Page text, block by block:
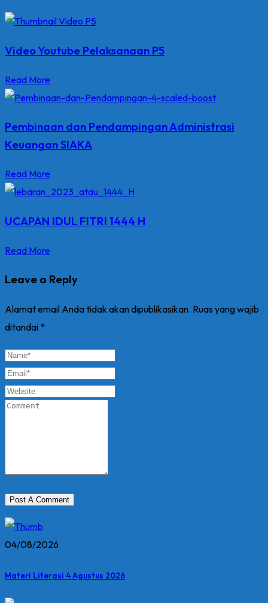
Video Youtube Pelaksanaan P5
Read More
Pembinaan dan Pendampingan Administrasi
Keuangan SIAKA
Read More
UCAPAN IDUL FITRI 1444 H
Read More
Leave a Reply
Alamat email Anda tidak akan dipublikasikan. Ruas yang wajib
ditandai *
04/08/2026
Materi Literasi 4 Agustus 2026